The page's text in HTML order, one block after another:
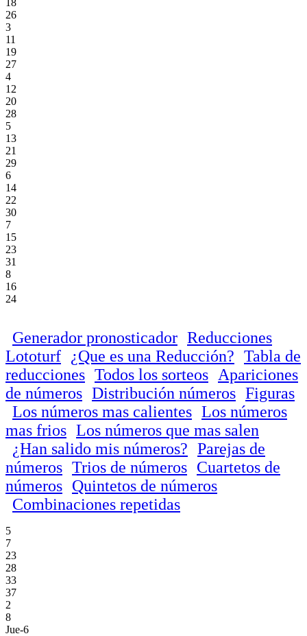
26
3
11
19
27
4
12
20
28
5
13
21
29
6
14
22
30
7
15
23
31
8
16
24
Generador pronosticador Reducciones
Lototurf
¿Que es una Reducción? Tabla de
reducciones Todos los sorteos
Apariciones
de números Distribución números Figuras
Los números mas calientes Los números
mas frios Los números que mas salen
¿Han salido mis números? Parejas de
números Trios de números Cuartetos de
números Quintetos de números
Combinaciones repetidas
5
7
23
28
33
37
2
8
Jue-6